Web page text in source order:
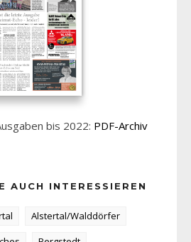
bis 2022: PDF-Archiv
AUCH INTERESSIEREN
Alstertal/Walddörfer